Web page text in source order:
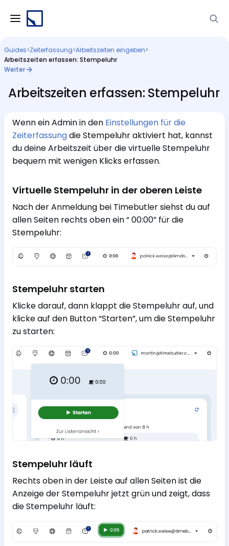
Guides>Zeiterfassung>Arbeitszeiten eingeben>
Arbeitszeiten erfassen: Stempeluhr
Weiter
Arbeitszeiten erfassen: Stempeluhr
Wenn ein Admin in den Einstellungen für die
Zeiterfassungdie Stempeluhr aktiviert hat, kannst
du deine Arbeitszeit über die virtuelle Stempeluhr
bequem mit wenigen Klicks erfassen.
Virtuelle Stempeluhr in der oberen Leiste
Nach der Anmeldung bei Timebutler siehst du auf
allen Seiten rechts oben ein “ 00:00” für die
Stempeluhr:
Stempeluhr starten
Klicke darauf, dann klappt die Stempeluhr auf, und
klicke auf den Button “Starten”, um die Stempeluhr
zu starten:
Stempeluhr läuft
Rechts oben in der Leiste auf allen Seiten ist die
Anzeige der Stempeluhr jetzt grün und zeigt, dass
die Stempeluhr läuft: